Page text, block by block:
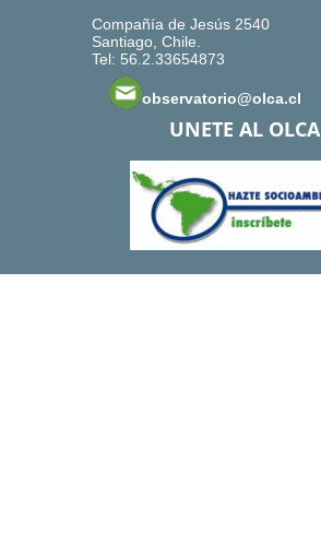
Compañía de Jesús 2540
Santiago, Chile.
Tel: 56.2.33654873
observatorio@olca.cl
UNETE AL OLCA